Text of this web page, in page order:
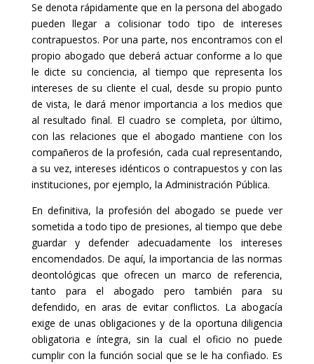
Se denota rápidamente que en la persona del abogado
pueden llegar a colisionar todo tipo de intereses
contrapuestos. Por una parte, nos encontramos con el
propio abogado que deberá actuar conforme a lo que
le dicte su conciencia, al tiempo que representa los
intereses de su cliente el cual, desde su propio punto
de vista, le dará menor importancia a los medios que
al resultado final. El cuadro se completa, por último,
con las relaciones que el abogado mantiene con los
compañeros de la profesión, cada cual representando,
a su vez, intereses idénticos o contrapuestos y con las
instituciones, por ejemplo, la Administración Pública.
En definitiva, la profesión del abogado se puede ver
sometida a todo tipo de presiones, al tiempo que debe
guardar y defender adecuadamente los intereses
encomendados. De aquí, la importancia de las normas
deontológicas que ofrecen un marco de referencia,
tanto para el abogado pero también para su
defendido, en aras de evitar conflictos. La abogacía
exige de unas obligaciones y de la oportuna diligencia
obligatoria e íntegra, sin la cual el oficio no puede
cumplir con la función social que se le ha confiado. Es